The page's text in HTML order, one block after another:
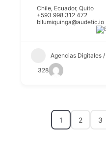
Chile, Ecuador,Quito
+593 998 312 472
bllumiquinga@audetic.io
Agencias Digitales
328
1 2 3